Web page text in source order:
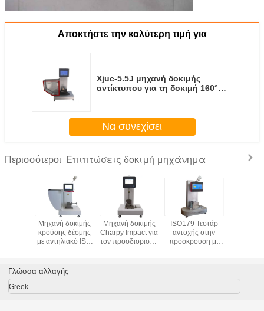
Αποκτήστε την καλύτερη τιμή για
Xjuc-5.5J μηχανή δοκιμής
αντίκτυπου για τη δοκιμή 160°
Να συνεχίσει
Περισσότεροι Επιπτώσεις δοκιμή μηχάνημα
Μηχανή δοκιμής
κρούσης δέσμης
με αντηλιακό ISO
της αντοχής
κρούσης Izod
Μηχανή δοκιμής
Charpy Impact για
τον προσδιορισμό
ISO179 Τεστάρ
αντοχής στην
πρόσκρουση με
Γλώσσα αλλαγής
Greek